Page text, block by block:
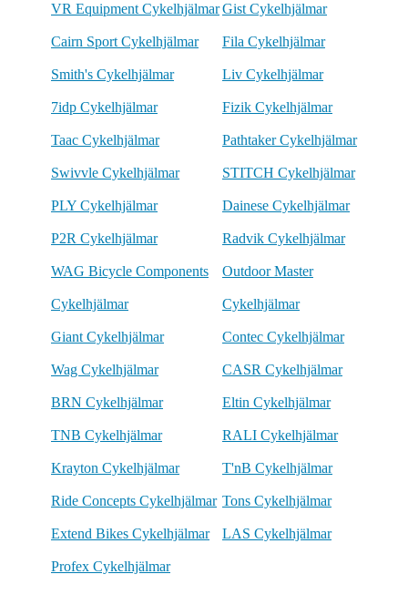
VR Equipment CykelhjälmarGist Cykelhjälmar
Cairn Sport Cykelhjälmar Fila Cykelhjälmar
Smith's Cykelhjälmar Liv Cykelhjälmar
7idp Cykelhjälmar Fizik Cykelhjälmar
Taac Cykelhjälmar Pathtaker Cykelhjälmar
Swivvle Cykelhjälmar STITCH Cykelhjälmar
PLY Cykelhjälmar Dainese Cykelhjälmar
P2R Cykelhjälmar Radvik Cykelhjälmar
WAG Bicycle Components
Cykelhjälmar
Outdoor Master
Cykelhjälmar
Giant Cykelhjälmar Contec Cykelhjälmar
Wag Cykelhjälmar CASR Cykelhjälmar
BRN Cykelhjälmar Eltin Cykelhjälmar
TNB Cykelhjälmar RALI Cykelhjälmar
Krayton Cykelhjälmar T'nB Cykelhjälmar
Ride Concepts Cykelhjälmar Tons Cykelhjälmar
Extend Bikes Cykelhjälmar LAS Cykelhjälmar
Profex Cykelhjälmar